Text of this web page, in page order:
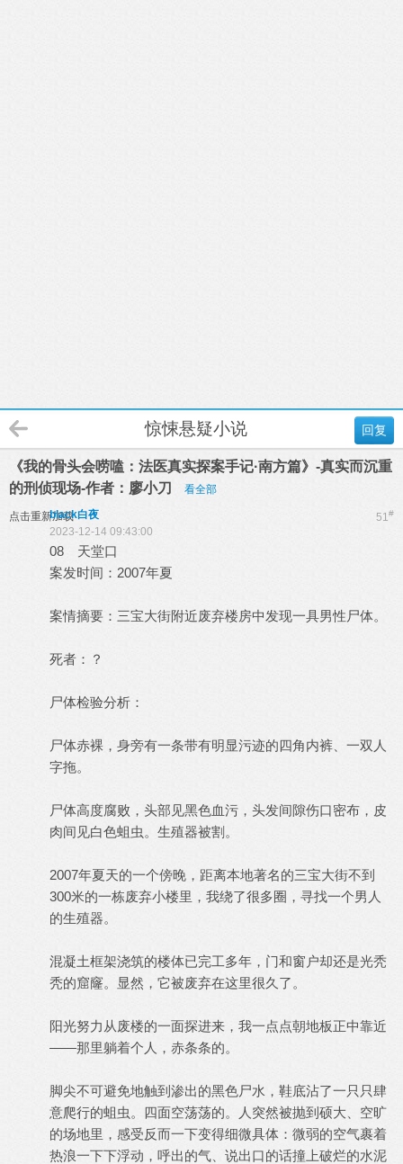
回复
惊悚悬疑小说
《我的骨头会唠嗑：法医真实探案手记·南方篇》-真实而沉重
的刑侦现场-作者：廖小刀
看全部
点击重新加载 51#
black白夜
2023-12-14 09:43:00
08 天堂口
案发时间：2007年夏
案情摘要：三宝大街附近废弃楼房中发现一具男性尸体。
死者：？
尸体检验分析：
尸体赤裸，身旁有一条带有明显污迹的四角内裤、一双人
字拖。
尸体高度腐败，头部见黑色血污，头发间隙伤口密布，皮
肉间见白色蛆虫。生殖器被割。
2007年夏天的一个傍晚，距离本地著名的三宝大街不到
300米的一栋废弃小楼里，我绕了很多圈，寻找一个男人
的生殖器。
混凝土框架浇筑的楼体已完工多年，门和窗户却还是光秃
秃的窟窿。显然，它被废弃在这里很久了。
阳光努力从废楼的一面探进来，我一点点朝地板正中靠近
——那里躺着个人，赤条条的。
脚尖不可避免地触到渗出的黑色尸水，鞋底沾了一只只肆
意爬行的蛆虫。四面空荡荡的。人突然被抛到硕大、空旷
的场地里，感受反而一下变得细微具体：微弱的空气裹着
热浪一下下浮动，呼出的气、说出口的话撞上破烂的水泥